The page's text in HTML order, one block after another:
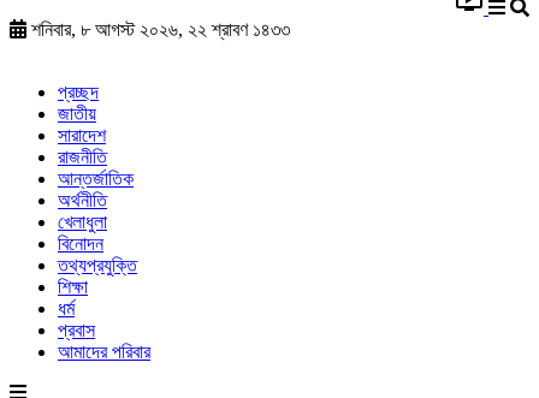
শনিবার, ৮ আগস্ট ২০২৬, ২২ শ্রাবণ ১৪৩৩
প্রচ্ছদ
জাতীয়
সারাদেশ
রাজনীতি
আন্তর্জাতিক
অর্থনীতি
খেলাধুলা
বিনোদন
তথ্যপ্রযুক্তি
শিক্ষা
ধর্ম
প্রবাস
আমাদের পরিবার